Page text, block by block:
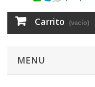
Carrito (vacío)
MENU